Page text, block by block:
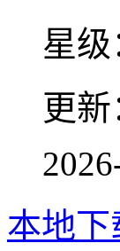
星级
更新
本地下